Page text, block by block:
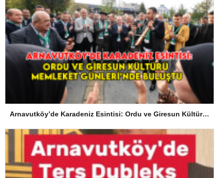
Arnavutköy’de Karadeniz Esintisi: Ordu ve Giresun Kültürü Memleket Günleri’nde Buluştu